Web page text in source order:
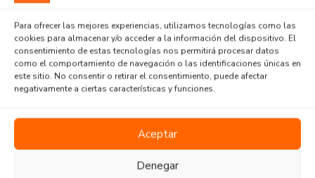
Para ofrecer las mejores experiencias, utilizamos tecnologías como las
cookies para almacenar y/o acceder a la información del dispositivo. El
consentimiento de estas tecnologías nos permitirá procesar datos
como el comportamiento de navegación o las identificaciones únicas en
este sitio. No consentir o retirar el consentimiento, puede afectar
negativamente a ciertas características y funciones.
Aceptar
Denegar
Agent Reviews
...